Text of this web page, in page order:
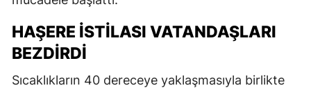
HAŞERE İSTILASI VATANDAŞLARI
BEZDIRDI
Sıcaklıkların 40 dereceye yaklaşmasıyla birlikte